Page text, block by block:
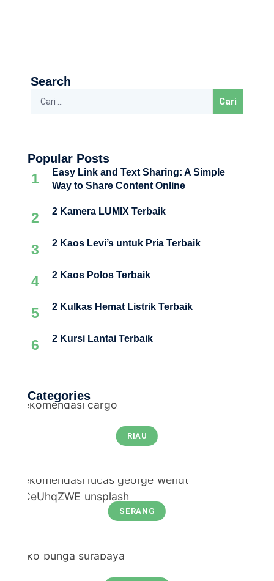
Search
Popular Posts
1
Easy Link and Text Sharing: A Simple
Way to Share Content Online
2 2 Kamera LUMIX Terbaik
3 2 Kaos Levi’s untuk Pria Terbaik
4 2 Kaos Polos Terbaik
5 2 Kulkas Hemat Listrik Terbaik
6 2 Kursi Lantai Terbaik
Categories
RIAU
SERANG